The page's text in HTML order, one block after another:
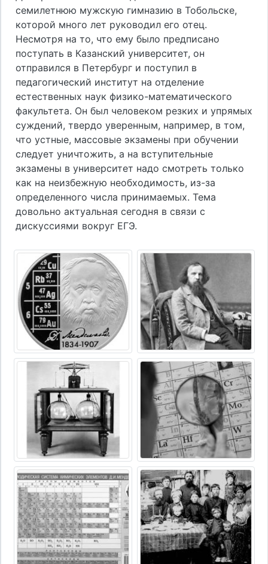
семилетнюю мужскую гимназию в Тобольске,
которой много лет руководил его отец.
Несмотря на то, что ему было предписано
поступать в Казанский университет, он
отправился в Петербург и поступил в
педагогический институт на отделение
естественных наук физико-математического
факультета. Он был человеком резких и упрямых
суждений, твердо уверенным, например, в том,
что устные, массовые экзамены при обучении
следует уничтожить, а на вступительные
экзамены в университет надо смотреть только
как на неизбежную необходимость, из-за
определенного числа принимаемых. Тема
довольно актуальная сегодня в связи с
дискуссиями вокруг ЕГЭ.